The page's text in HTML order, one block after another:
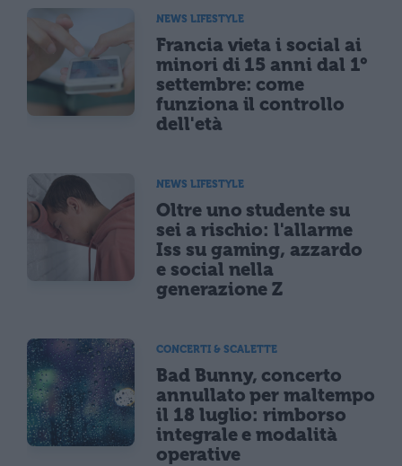
NEWS LIFESTYLE
Francia vieta i social ai
minori di 15 anni dal 1°
settembre: come
funziona il controllo
dell'età
NEWS LIFESTYLE
Oltre uno studente su
sei a rischio: l'allarme
Iss su gaming, azzardo
e social nella
generazione Z
CONCERTI & SCALETTE
Bad Bunny, concerto
annullato per maltempo
il 18 luglio: rimborso
integrale e modalità
operative